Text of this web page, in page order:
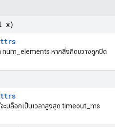
x)
num_elements หากสิ่งกีดขวางถูกปิด
จะบล็อกเป็นเวลาสูงสุด timeout_ms